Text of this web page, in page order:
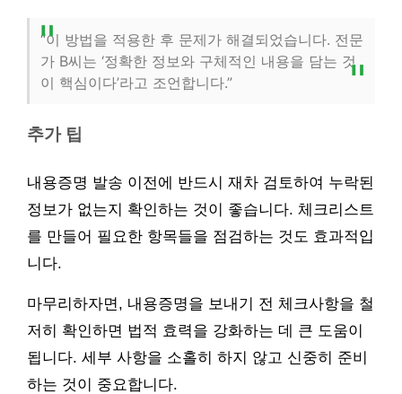
“이 방법을 적용한 후 문제가 해결되었습니다. 전문
가 B씨는 ‘정확한 정보와 구체적인 내용을 담는 것
이 핵심이다’라고 조언합니다.”
추가 팁
내용증명 발송 이전에 반드시 재차 검토하여 누락된
정보가 없는지 확인하는 것이 좋습니다. 체크리스트
를 만들어 필요한 항목들을 점검하는 것도 효과적입
니다.
마무리하자면, 내용증명을 보내기 전 체크사항을 철
저히 확인하면 법적 효력을 강화하는 데 큰 도움이
됩니다. 세부 사항을 소홀히 하지 않고 신중히 준비
하는 것이 중요합니다.